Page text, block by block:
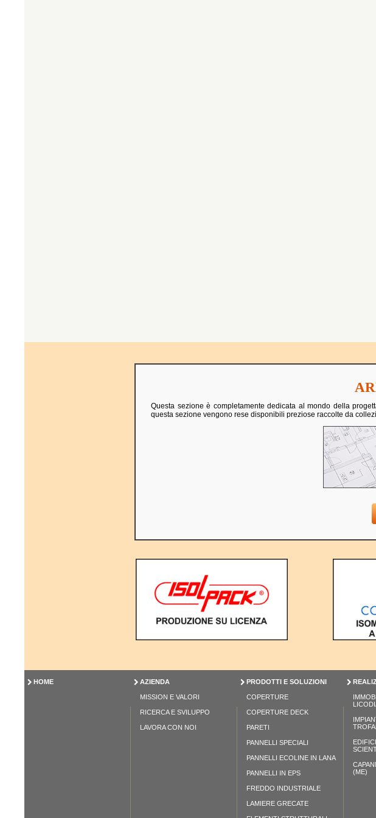
Questa sezione è completamente dedicata al mondo della
questa sezione vengono rese disponibili preziose raccolte da
HOME AZIENDA
MISSION E VALORI
RICERCA E SVILUPPO
LAVORA CON NOI
PRODOTTI E SOLUZIONI
COPERTURE
COPERTURE DECK
PARETI
PANNELLI SPECIALI
PANNELLI ECOLINE IN LANA
PANNELLI IN EPS
FREDDO INDUSTRIALE
LAMIERE GRECATE
(ME)